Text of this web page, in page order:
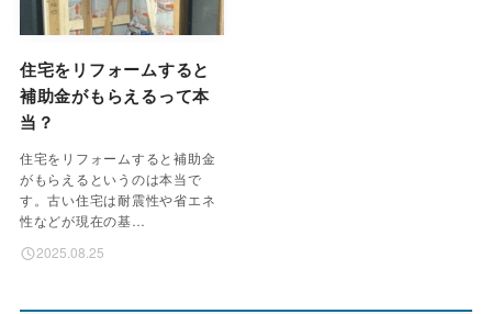
住宅をリフォームすると
補助金がもらえるって本
当？
住宅をリフォームすると補助金
がもらえるというのは本当で
す。古い住宅は耐震性や省エネ
性などが現在の基…
2025.08.25